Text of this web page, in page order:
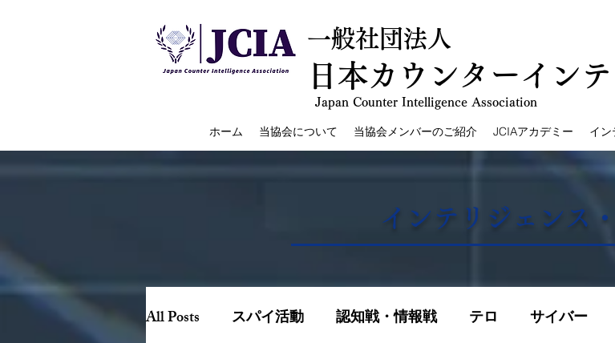
一般社団法人
日本カウンターイン
Japan Counter Intelligence Association
ホーム 当協会について 当協会メンバーのご紹介 JCIAアカデミー イン
インテリジェンス
All Posts スパイ活動 認知戦・情報戦 テロ サイバー